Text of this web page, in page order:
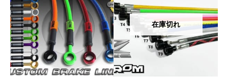
在庫切れ